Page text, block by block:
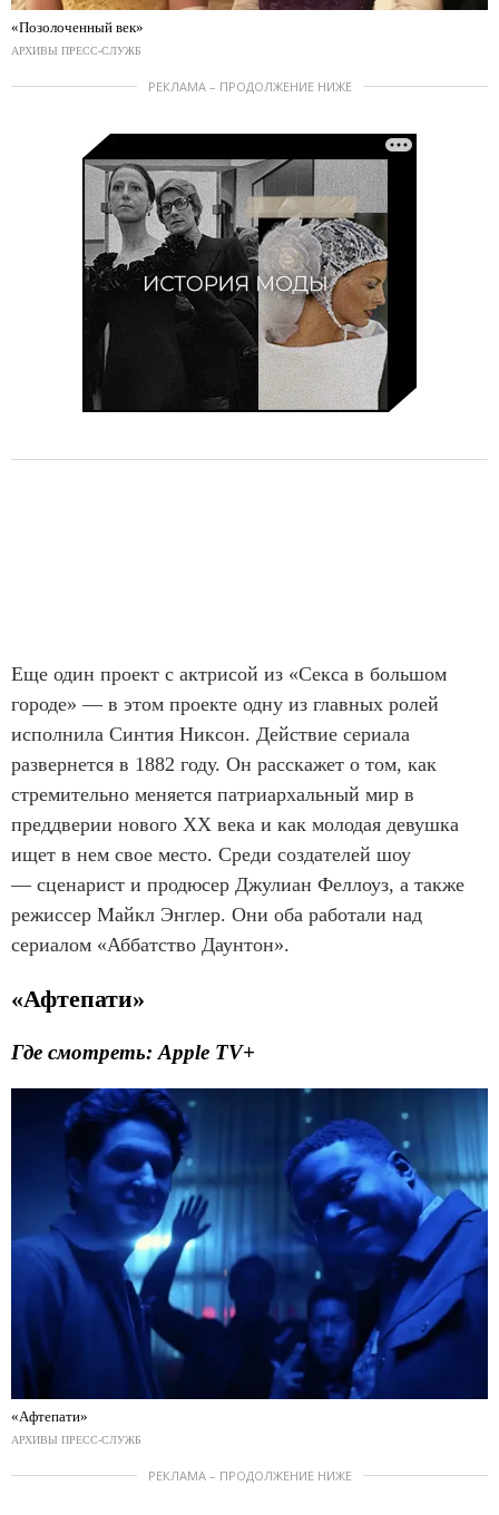
«Позолоченный век»
АРХИВЫ ПРЕСС-СЛУЖБ
РЕКЛАМА – ПРОДОЛЖЕНИЕ НИЖЕ
Еще один проект с актрисой из «Секса в большом
городе» — в этом проекте одну из главных ролей
исполнила Синтия Никсон. Действие сериала
развернется в 1882 году. Он расскажет о том, как
стремительно меняется патриархальный мир в
преддверии нового XX века и как молодая девушка
ищет в нем свое место. Среди создателей шоу
— сценарист и продюсер Джулиан Феллоуз, а также
режиссер Майкл Энглер. Они оба работали над
сериалом «Аббатство Даунтон».
«Афтепати»
Где смотреть: Apple TV+
«Афтепати»
АРХИВЫ ПРЕСС-СЛУЖБ
РЕКЛАМА – ПРОДОЛЖЕНИЕ НИЖЕ